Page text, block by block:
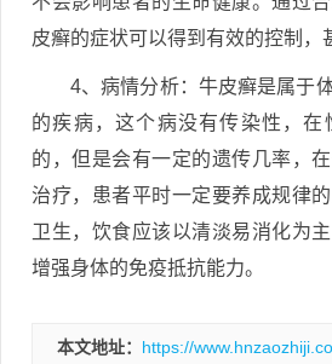
皮癣的症状可以得到有效的控制，
4、病情分析：牛皮癣是属于
的疾病，这个病没有传染性，在
的，但是会有一定的遗传几率，
治疗，患者平时一定要养成规律
卫生，饮食应该以清淡易消化为
增强身体的免疫抵抗能力。
本文地址： https://